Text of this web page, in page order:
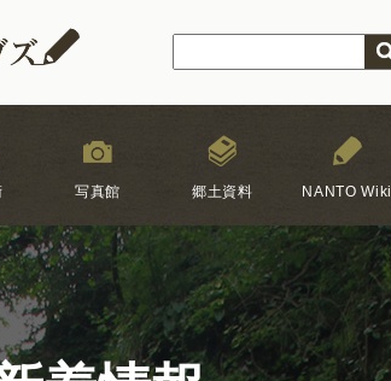
写真館 郷土資料 NANTO Wiki